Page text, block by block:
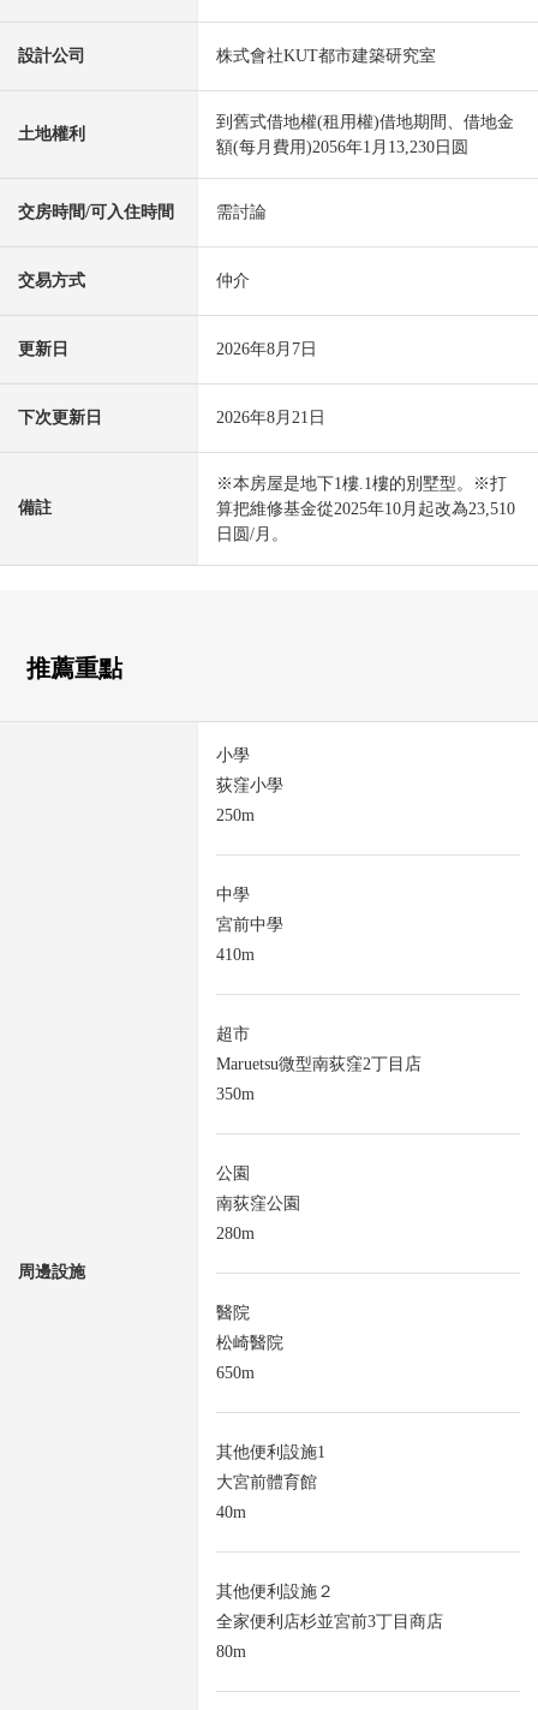
設計公司 株式會社KUT都市建築研究室
土地權利
到舊式借地權(租用權)借地期間、借地金
額(每月費用)2056年1月13,230日圆
交房時間/可入住時間 需討論
交易方式 仲介
更新日 2026年8月7日
下次更新日 2026年8月21日
備註
※本房屋是地下1樓.1樓的別墅型。※打
算把維修基金從2025年10月起改為23,510
日圆/月。
推薦重點
周邊設施
小學
荻窪小學
250m
中學
宮前中學
410m
超市
Maruetsu微型南荻窪2丁目店
350m
公園
南荻窪公園
280m
醫院
松崎醫院
650m
其他便利設施1
大宮前體育館
40m
其他便利設施２
全家便利店杉並宮前3丁目商店
80m